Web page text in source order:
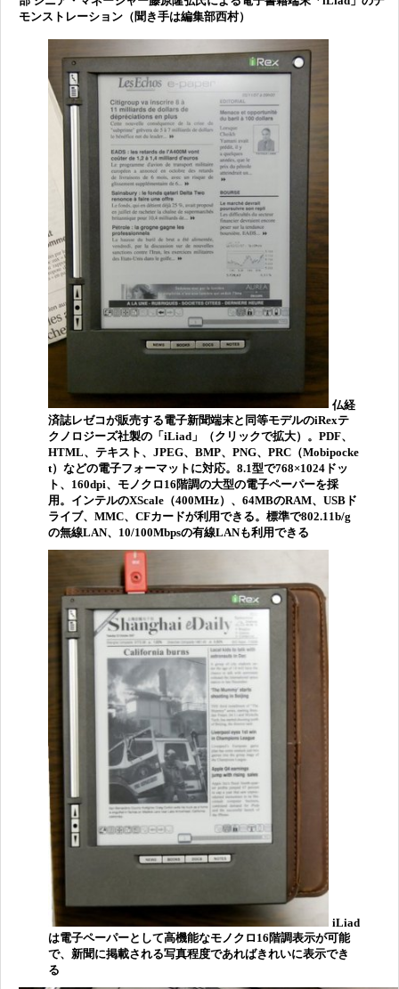
モンストレーション（聞き手は編集部西村）
仏経
済誌レゼコが販売する電子新聞端末と同等モデルのiRexテ
クノロジーズ社製の「iLiad」（クリックで拡大）。PDF、
HTML、テキスト、JPEG、BMP、PNG、PRC（Mobipocke
t）などの電子フォーマットに対応。8.1型で768×1024ドッ
ト、160dpi、モノクロ16階調の大型の電子ペーパーを採
用。インテルのXScale（400MHz）、64MBのRAM、USBド
ライブ、MMC、CFカードが利用できる。標準で802.11b/g
の無線LAN、10/100Mbpsの有線LANも利用できる
iLiad
は電子ペーパーとして高機能なモノクロ16階調表示が可能
で、新聞に掲載される写真程度であればきれいに表示でき
る